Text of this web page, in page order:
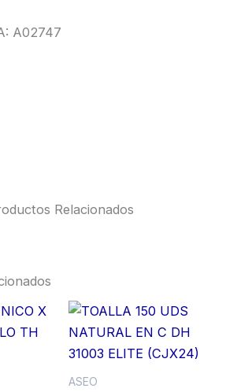
A02747
Relacionados
ASEO